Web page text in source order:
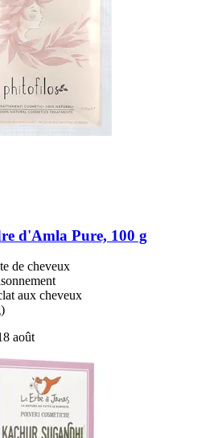
d'Amla Pure, 100 g
de cheveux
aux cheveux
août